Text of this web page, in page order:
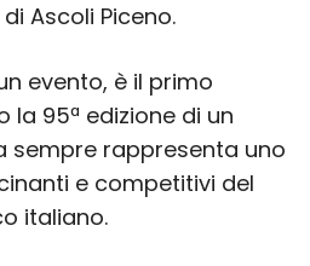
Ascoli Piceno.
evento, è il primo
la 95ª edizione di un
sempre rappresenta uno
e competitivi del
italiano.